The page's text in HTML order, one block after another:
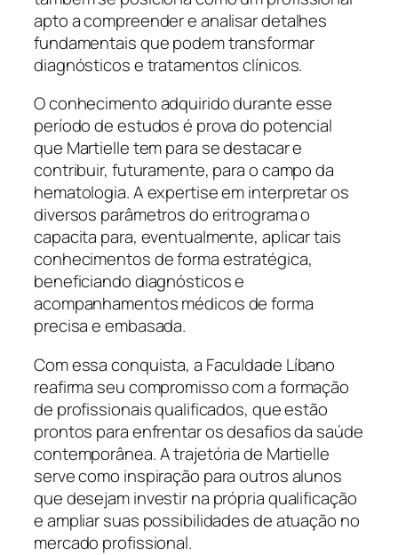
apto a compreender e analisar detalhes
fundamentais que podem transformar
diagnósticos e tratamentos clínicos.
O conhecimento adquirido durante esse
período de estudos é prova do potencial
que Martielle tem para se destacar e
contribuir, futuramente, para o campo da
hematologia. A expertise em interpretar os
diversos parâmetros do eritrograma o
capacita para, eventualmente, aplicar tais
conhecimentos de forma estratégica,
beneficiando diagnósticos e
acompanhamentos médicos de forma
precisa e embasada.
Com essa conquista, a Faculdade Líbano
reafirma seu compromisso com a formação
de profissionais qualificados, que estão
prontos para enfrentar os desafios da saúde
contemporânea. A trajetória de Martielle
serve como inspiração para outros alunos
que desejam investir na própria qualificação
e ampliar suas possibilidades de atuação no
mercado profissional.